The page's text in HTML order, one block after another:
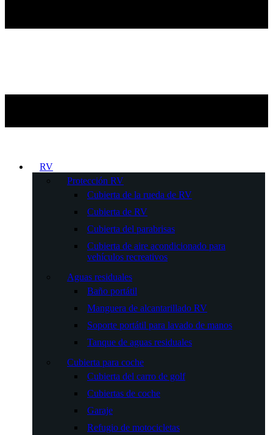
RV
Protección RV
Cubierta de la rueda de RV
Cubierta de RV
Cubierta del parabrisas
Cubierta de aire acondicionado para
vehículos recreativos
Aguas residuales
Baño portátil
Manguera de alcantarillado RV
Soporte portátil para lavado de manos
Tanque de aguas residuales
Cubierta para coche
Cubierta del carro de golf
Cubiertas de coche
Garaje
Refugio de motocicletas